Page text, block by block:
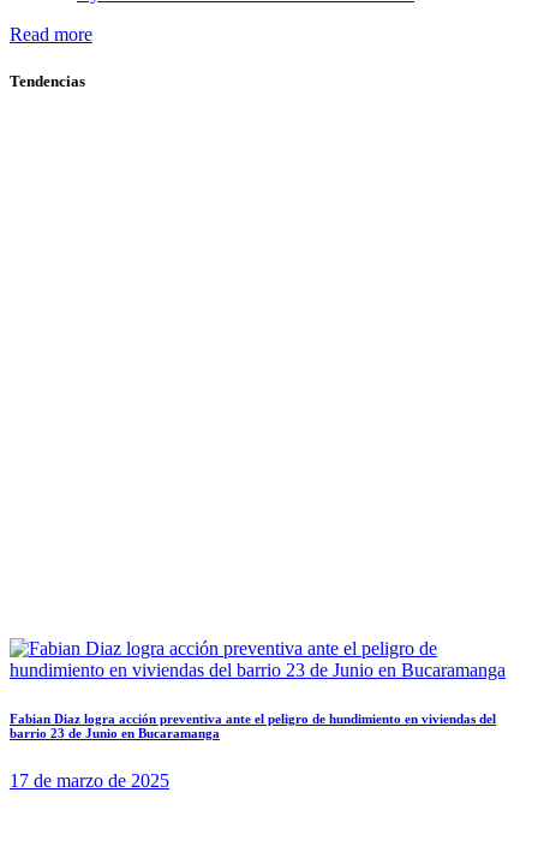
Read more
Tendencias
Fabian Diaz logra acción preventiva ante el peligro de hundimiento en viviendas del
barrio 23 de Junio en Bucaramanga
17 de marzo de 2025